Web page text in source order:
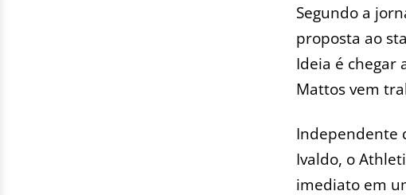
Segundo a
proposta ao
Ideia é chegar
Mattos vem
Independente
Ivaldo, o
imediato em